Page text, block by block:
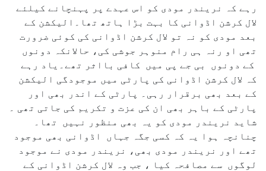
رہے کہ نریندر مودی کو اس عہدے پر پہنچانے کیلئے
لال کرشن اڈوانی کا بہت بڑا ہاتھ تھا۔الیکشن کے
بعد مودی کو نہ تو لال کرشن اڈوانی کی کوئی ضرورت
تھی او رنہ ہی رام منوہر جوشی کی، حالانکہ دونوں
کے دونوں بی جے پی میں کافی بااثر تھے۔یاد رہے
کہ لال کرشن اڈوانی کی پارٹی میں موجودگی الیکشن
کے بعد بھی برقرار رہی۔ پارٹی کے اندر بھی اور
پارٹی کے باہر بھی ان کی عزت و تکریم کی جاتی تھی ۔
شاید نریندر مودی کو یہ بھی منظور نہیں تھا۔
چنانچہ ہوا یہ کہ کسی جگہ جہاں اڈوانی بھی موجود
تھے اور نریندر مودی بھی، نریندر مودی نے موجود
لوگوں سے مصافحہ کیا ، جب وہ لال کرشن اڈوانی کے